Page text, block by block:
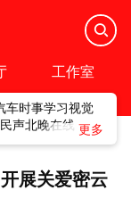
工作室
车时事学习视觉
声北晚在线
展关爱密云